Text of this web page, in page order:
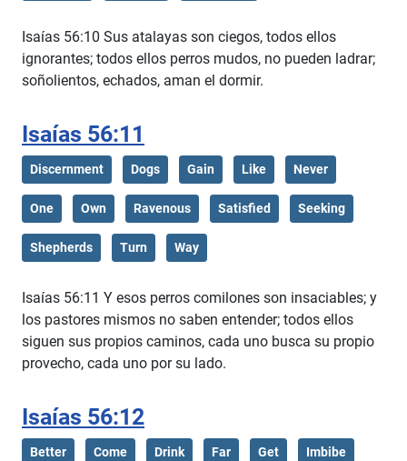
Isaías 56:10 Sus atalayas son ciegos, todos ellos
ignorantes; todos ellos perros mudos, no pueden ladrar;
soñolientos, echados, aman el dormir.
Isaías 56:11
Discernment Dogs Gain Like Never
One Own Ravenous Satisfied Seeking
Shepherds Turn Way
Isaías 56:11 Y esos perros comilones son insaciables; y
los pastores mismos no saben entender; todos ellos
siguen sus propios caminos, cada uno busca su propio
provecho, cada uno por su lado.
Isaías 56:12
Better Come Drink Far Get Imbibe